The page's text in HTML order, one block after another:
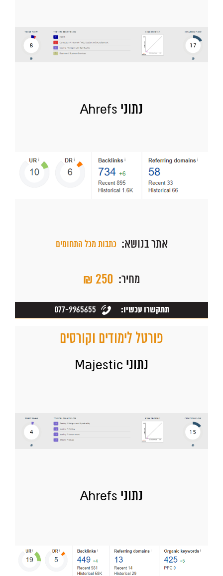
נתוני Ahrefs
אתר בנושא: כתבות מכל התחומים
מחיר: ₪ 250
תתקשרו עכשיו: 077-9965655
פורטל לימודים וקורסים
נתוני Majestic
נתוני Ahrefs